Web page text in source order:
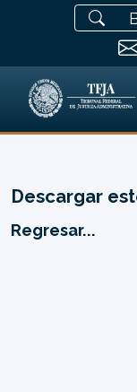
Descargar
Regresar...